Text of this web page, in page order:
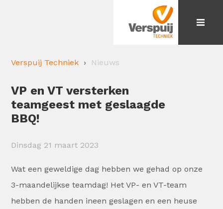
Verspuij Techniek Nieuws
VP en VT versterken
teamgeest met geslaagde
BBQ!
Dinsdag 21 maart 2023
Wat een geweldige dag hebben we gehad op onze
3-maandelijkse teamdag! Het VP- en VT-team
hebben de handen ineen geslagen en een heuse